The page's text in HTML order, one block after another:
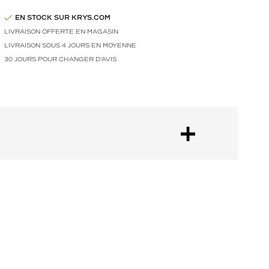
EN STOCK SUR KRYS.COM
LIVRAISON OFFERTE EN MAGASIN
LIVRAISON SOUS 4 JOURS EN MOYENNE
30 JOURS POUR CHANGER D'AVIS